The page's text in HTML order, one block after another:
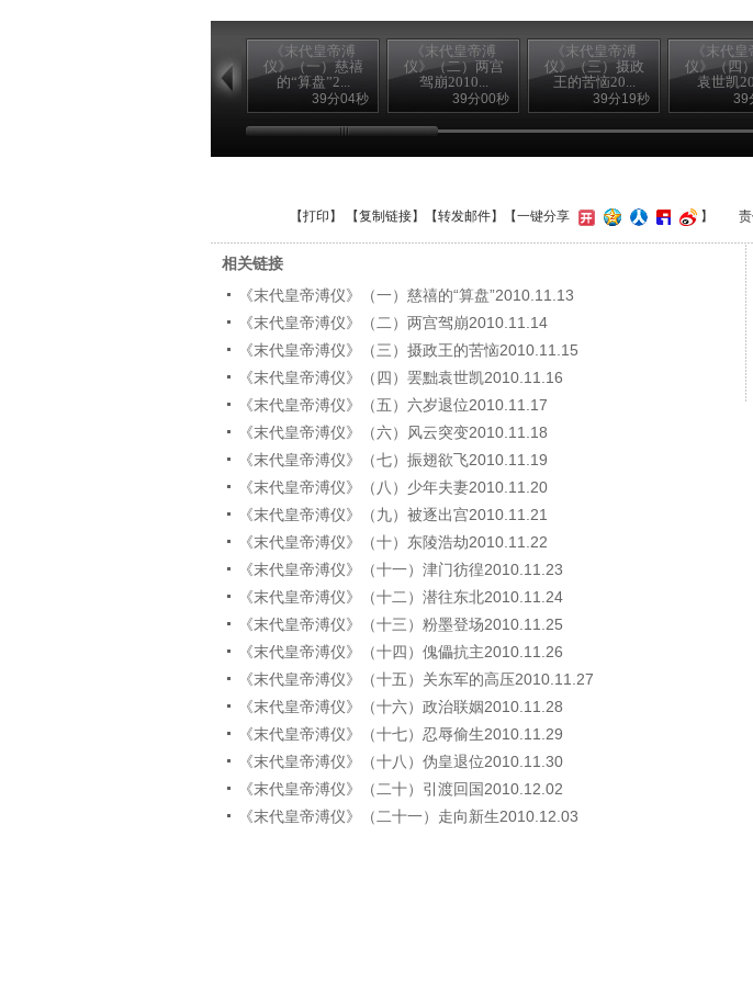
《末代皇帝溥
仪》（一）慈禧
的“算盘”2...
39分04秒
《末代皇帝溥
仪》（二）两宫
驾崩2010...
39分00秒
《末代皇帝溥
仪》（三）摄政
王的苦恼20...
39分19秒
《末代
仪》（四
袁世凯
39
【打印 】 【复制链接】【转发邮件】 【一键分享 】
相关链接
《末代皇帝溥仪》（一）慈禧的“算盘”2010.11.13
《末代皇帝溥仪》（二）两宫驾崩2010.11.14
《末代皇帝溥仪》（三）摄政王的苦恼2010.11.15
《末代皇帝溥仪》（四）罢黜袁世凯2010.11.16
《末代皇帝溥仪》（五）六岁退位2010.11.17
《末代皇帝溥仪》（六）风云突变2010.11.18
《末代皇帝溥仪》（七）振翅欲飞2010.11.19
《末代皇帝溥仪》（八）少年夫妻2010.11.20
《末代皇帝溥仪》（九）被逐出宫2010.11.21
《末代皇帝溥仪》（十）东陵浩劫2010.11.22
《末代皇帝溥仪》（十一）津门彷徨2010.11.23
《末代皇帝溥仪》（十二）潜往东北2010.11.24
《末代皇帝溥仪》（十三）粉墨登场2010.11.25
《末代皇帝溥仪》（十四）傀儡抗主2010.11.26
《末代皇帝溥仪》（十五）关东军的高压2010.11.27
《末代皇帝溥仪》（十六）政治联姻2010.11.28
《末代皇帝溥仪》（十七）忍辱偷生2010.11.29
《末代皇帝溥仪》（十八）伪皇退位2010.11.30
《末代皇帝溥仪》（二十）引渡回国2010.12.02
《末代皇帝溥仪》（二十一）走向新生2010.12.03